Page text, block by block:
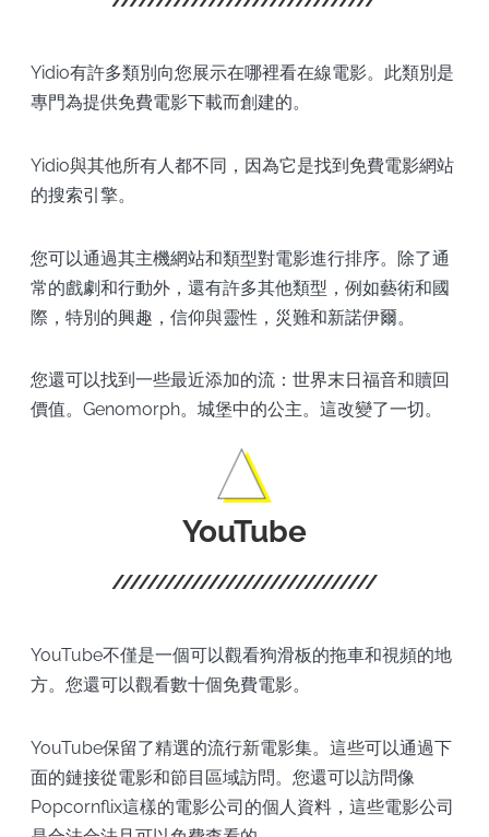
Yidio有許多類別向您展示在哪裡看在線電影。此類別是
專門為提供免費電影下載而創建的。
Yidio與其他所有人都不同，因為它是找到免費電影網站
的搜索引擎。
您可以通過其主機網站和類型對電影進行排序。除了通
常的戲劇和行動外，還有許多其他類型，例如藝術和國
際，特別的興趣，信仰與靈性，災難和新諾伊爾。
您還可以找到一些最近添加的流：世界末日福音和贖回
價值。Genomorph。城堡中的公主。這改變了一切。
YouTube
YouTube不僅是一個可以觀看狗滑板的拖車和視頻的地
方。您還可以觀看數十個免費電影。
YouTube保留了精選的流行新電影集。這些可以通過下
面的鏈接從電影和節目區域訪問。您還可以訪問像
Popcornflix這樣的電影公司的個人資料，這些電影公司